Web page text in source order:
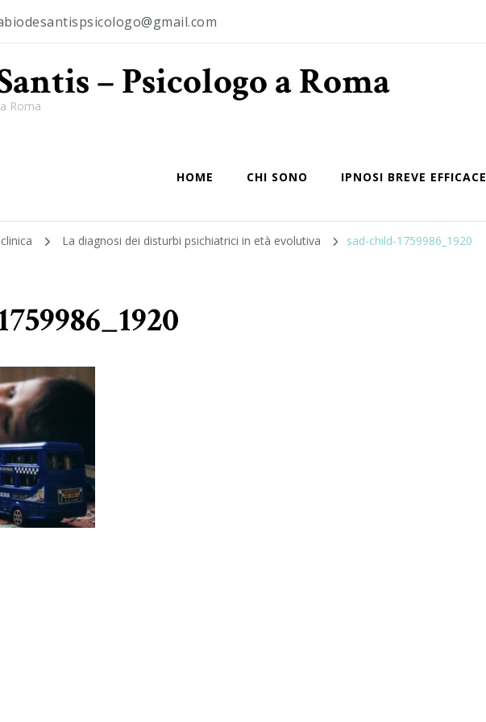
– Psicologo a Roma
Roma
HOME CHI SONO IPNOSI BREVE EFFICACE
La diagnosi dei disturbi psichiatrici in età evolutiva sad-child-1759986_1920